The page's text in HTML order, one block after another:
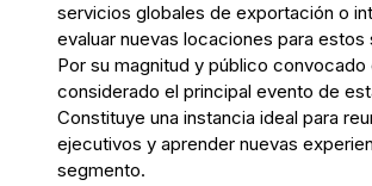
servicios globales de exportación o
evaluar nuevas locaciones para estos
Por su magnitud y público
considerado el principal evento de
Constituye una instancia ideal para
ejecutivos y aprender nuevas
segmento.